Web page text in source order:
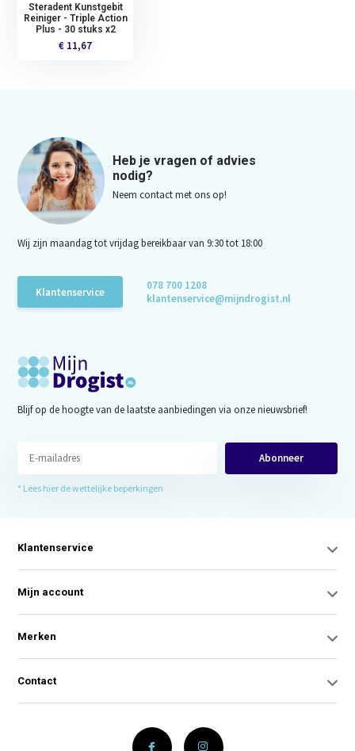
Steradent Kunstgebit
Reiniger - Triple Action
Plus - 30 stuks x2
€ 11,67
Heb je vragen of advies
nodig?
Neem contact met ons op!
Wij zijn maandag tot vrijdag bereikbaar van 9:30 tot 18:00
Klantenservice
078 700 1208
klantenservice@mijndrogist.nl
Blijf op de hoogte van de laatste aanbiedingen via onze nieuwsbrief!
Abonneer
* Lees hier de wettelijke beperkingen
Klantenservice
Mijn account
Merken
Contact